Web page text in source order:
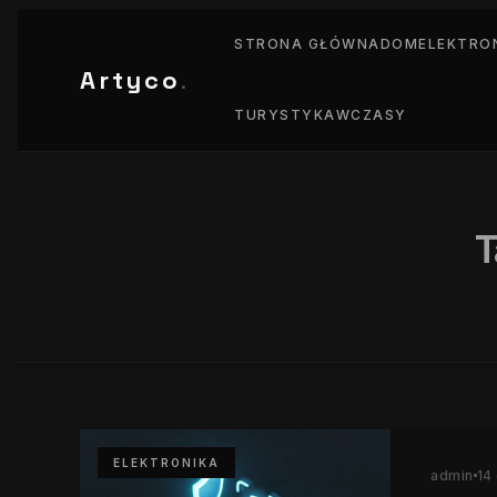
Artyco.
STRONA GŁÓWNADOM
TURYSTYKAWCZASY
ELEKTRONIKA
admin 14